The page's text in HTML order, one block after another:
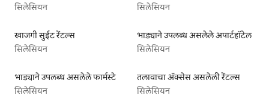
सिलेसियन
सिलेसियन
खाजगी सुईट रेंटल्स
सिलेसियन
भाड्याने उपलब्ध असलेले अपार्टहॉटेल
सिलेसियन
भाड्याने उपलब्ध असलेले फार्मस्टे
सिलेसियन
तलावाचा ॲक्सेस असलेली रेंटल्स
सिलेसियन